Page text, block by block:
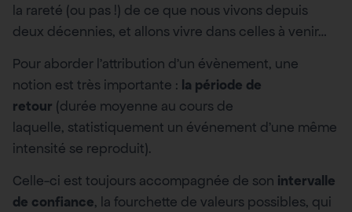
la rareté (ou pas !) de ce que nous vivons depuis
deux décennies, et allons vivre dans celles à venir…
Pour aborder l’attribution d’un évènement, une
notion est très importante : la période de
retour (durée moyenne au cours de
laquelle, statistiquement un événement d’une même
intensité se reproduit).
Celle-ci est toujours accompagnée de son intervalle
de confiance, la fourchette de valeurs possibles, qui